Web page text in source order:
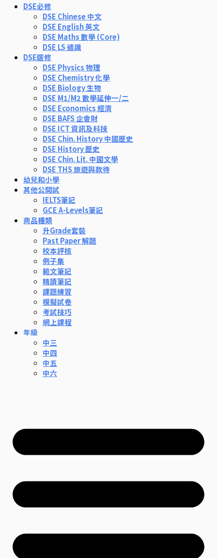
DSE必修
DSE Chinese 中文
DSE English 英文
DSE Maths 數學 (Core)
DSE LS 通識
DSE選修
DSE Physics 物理
DSE Chemistry 化學
DSE Biology 生物
DSE M1/M2 數學延伸一/二
DSE Economics 經濟
DSE BAFS 企會財
DSE ICT 資訊及科技
DSE Chin. History 中國歷史
DSE History 歷史
DSE Chin. Lit. 中國文學
DSE THS 旅遊與款待
幼兒和小學
其他公開試
IELTS筆記
GCE A-Levels筆記
商品種類
升Grade套裝
Past Paper 解題
校本評核
例子集
範文筆記
精讀筆記
課題練習
模擬試卷
考試技巧
網上課程
年級
中三
中四
中五
中六